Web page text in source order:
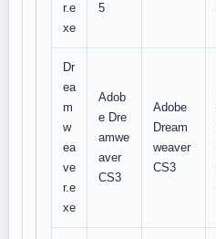
r.e
xe
5
Dr
ea
m
w
ea
ve
r.e
xe
Adob
e Dre
amwe
aver
CS3
Adobe
Dream
weaver
CS3